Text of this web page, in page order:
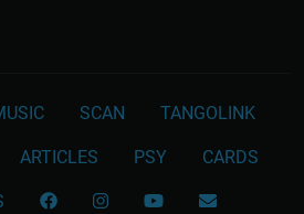
SCAN TANGOLINK
ARTICLES PSY CARDS